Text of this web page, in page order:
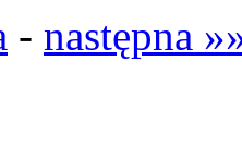
- następna